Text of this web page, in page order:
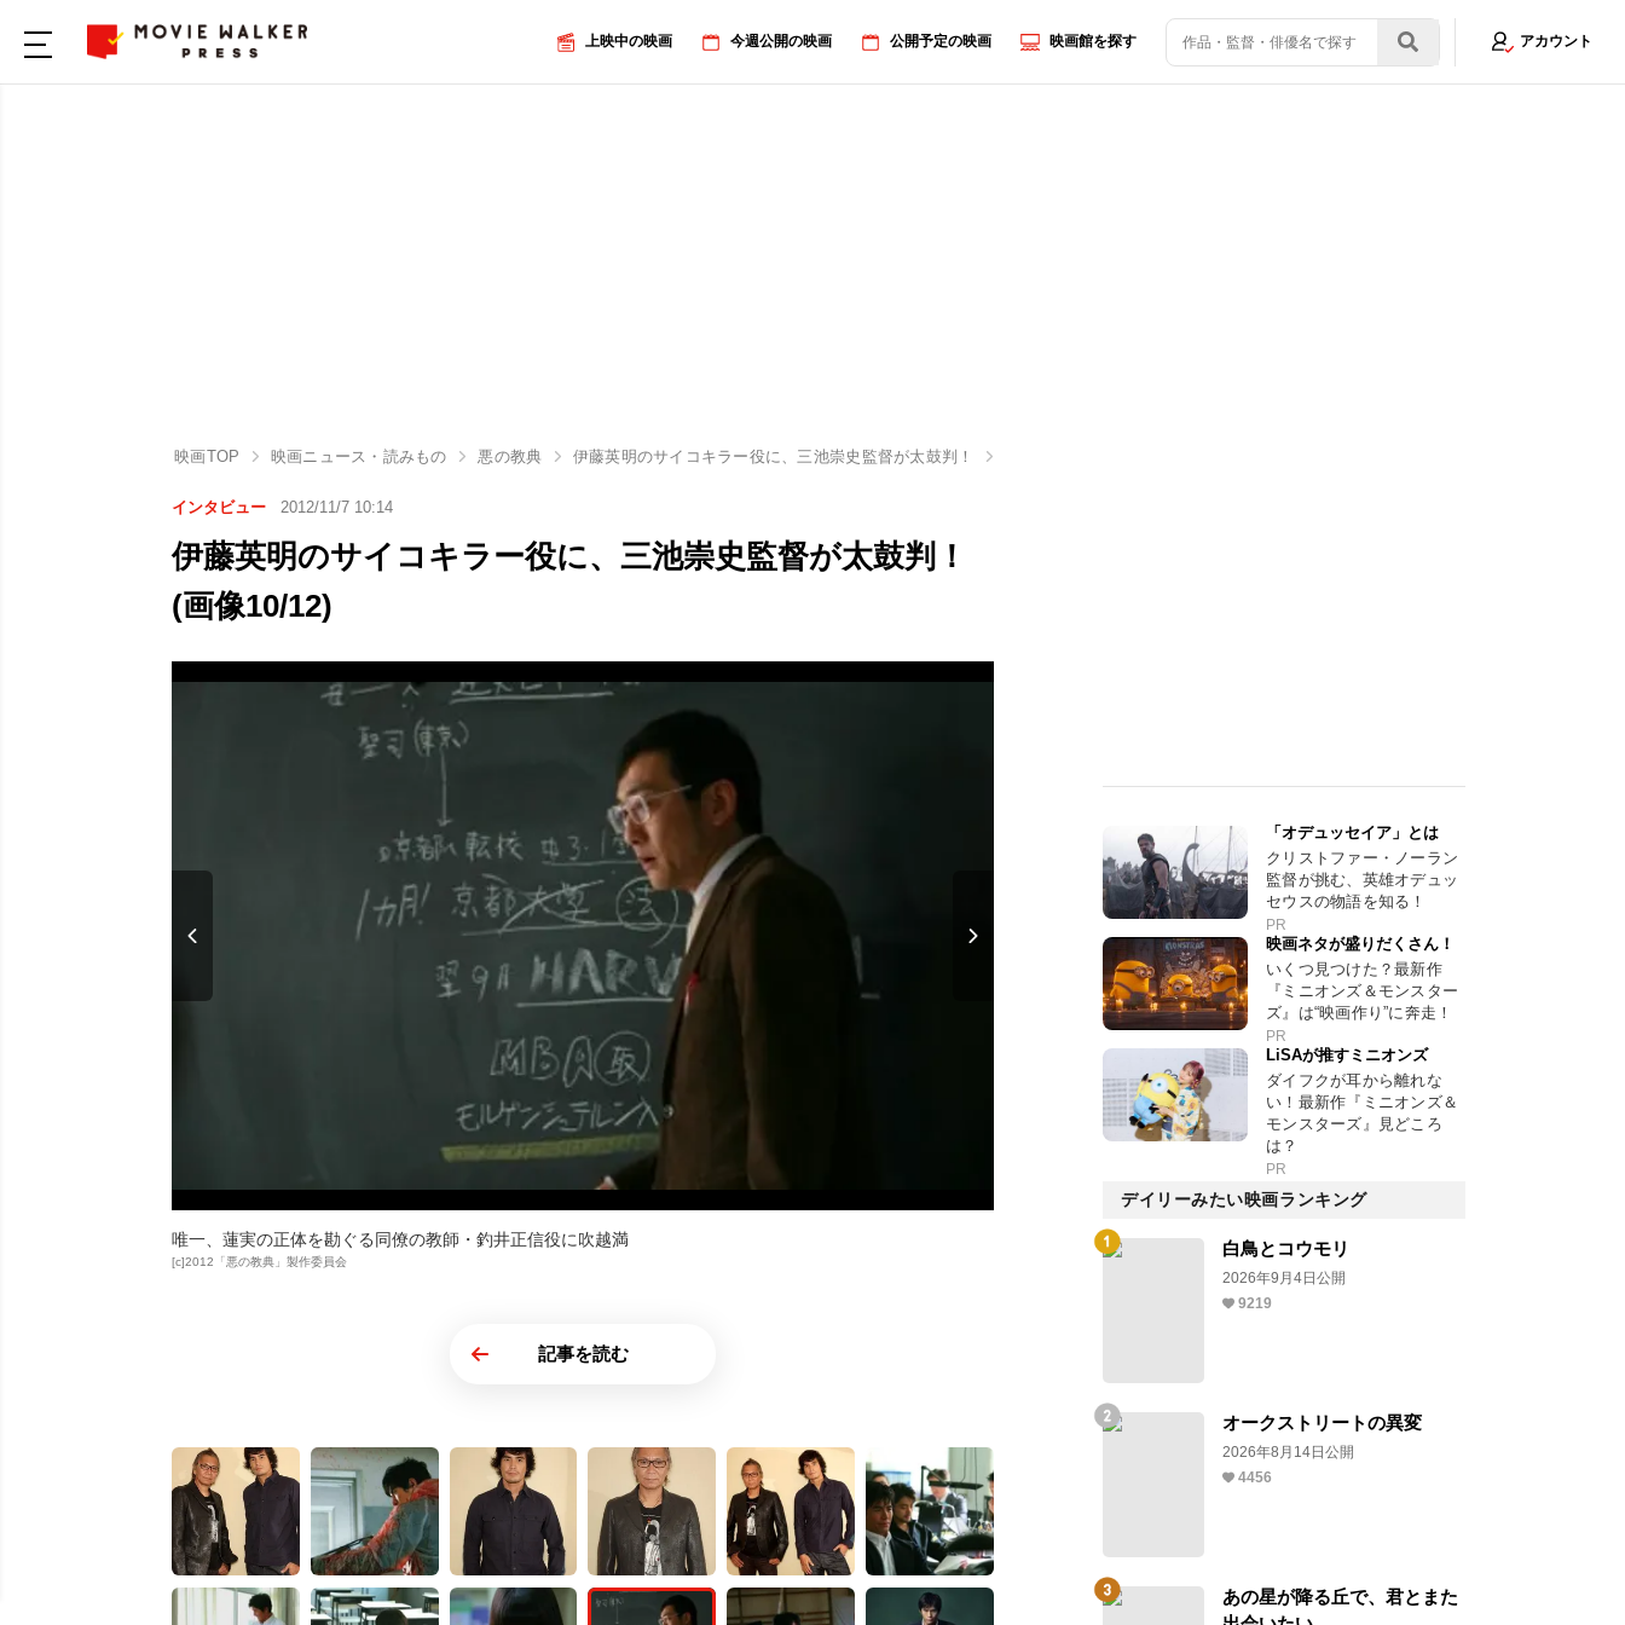
上映中の映画 今週公開の映画 公開予定の映画 映画館を探す アカウント
映画TOP 映画ニュース・読みもの 悪の教典 伊藤英明のサイコキラー役に、三池崇史監督が太鼓判！
インタビュー 2012/11/7 10:14
伊藤英明のサイコキラー役に、三池崇史監督が太鼓判！
(画像10/12)
唯一、蓮実の正体を勘ぐる同僚の教師・釣井正信役に吹越満
[c]2012「悪の教典」製作委員会
記事を読む
「オデュッセイア」とは
クリストファー・ノーラン
監督が挑む、英雄オデュッ
セウスの物語を知る！
PR
映画ネタが盛りだくさん！
いくつ見つけた？最新作
『ミニオンズ＆モンスター
ズ』は“映画作り”に奔走！
PR
LiSAが推すミニオンズ
ダイフクが耳から離れな
い！最新作『ミニオンズ＆
モンスターズ』見どころ
は？
PR
デイリーみたい映画ランキング
白鳥とコウモリ
2026年9月4日公開
9219
オークストリートの異変
2026年8月14日公開
4456
あの星が降る丘で、君とまた